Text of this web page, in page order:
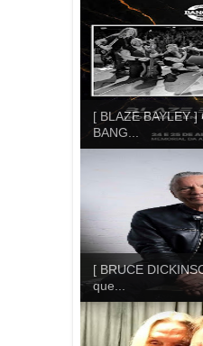
[ BLAZE BAYLEY
BANG...
[ BRUCE
que...